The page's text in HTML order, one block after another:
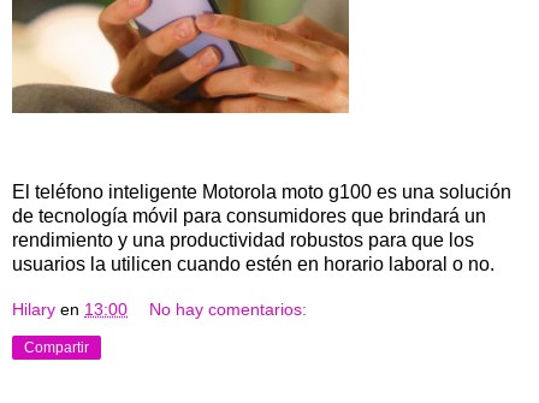
El teléfono inteligente Motorola moto g100 es una solución
de tecnología móvil para consumidores que brindará un
rendimiento y una productividad robustos para que los
usuarios la utilicen cuando estén en horario laboral o no.
Hilary en 13:00 No hay comentarios:
Compartir